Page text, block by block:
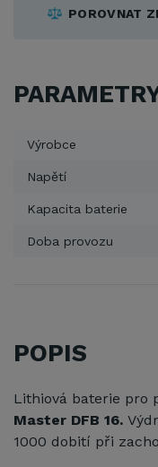
POROVNAT
Výrobce
Napětí
Kapacita baterie
Doba provozu
POPIS
Lithiová baterie pro
Master DFB 16.
1000 dobití při